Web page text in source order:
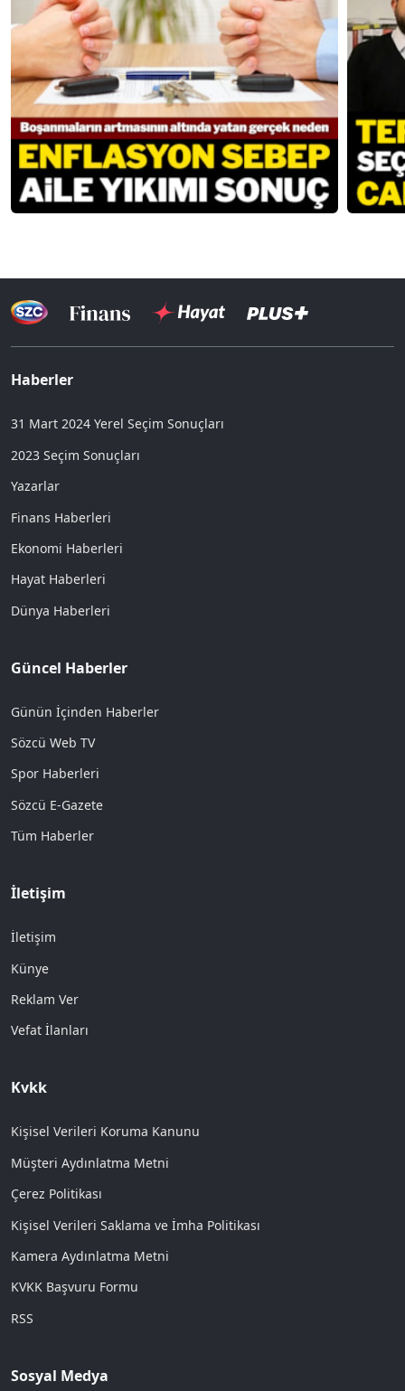
Haberler
31 Mart 2024 Yerel Seçim Sonuçları
2023 Seçim Sonuçları
Yazarlar
Finans Haberleri
Ekonomi Haberleri
Hayat Haberleri
Dünya Haberleri
Güncel Haberler
Günün İçinden Haberler
Sözcü Web TV
Spor Haberleri
Sözcü E-Gazete
Tüm Haberler
İletişim
İletişim
Künye
Reklam Ver
Vefat İlanları
Kvkk
Kişisel Verileri Koruma Kanunu
Müşteri Aydınlatma Metni
Çerez Politikası
Kişisel Verileri Saklama ve İmha Politikası
Kamera Aydınlatma Metni
KVKK Başvuru Formu
RSS
Sosyal Medya